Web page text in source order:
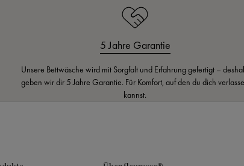
5 Jahre Garantie
Unsere Bettwäsche wird mit Sorgfalt und Erfahrung gefertigt –
geben wir dir 5 Jahre Garantie. Für Komfort, auf den du dich
kannst.